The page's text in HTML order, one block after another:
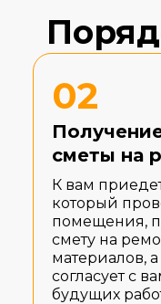
02
сметы на
К вам
который
помещения,
смету на
материалов,
согласует с
будущих